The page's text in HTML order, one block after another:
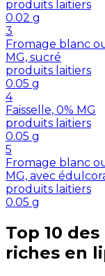
produits laitiers
0.02 g
3
Fromage blanc
MG, sucré
produits laitiers
0.05 g
4
Faisselle, 0% MG
produits laitiers
0.05 g
5
Fromage blanc
MG, avec
produits laitiers
0.05 g
Top 10
riches en